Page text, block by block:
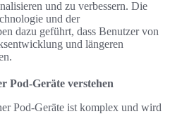
und zu verbessern. Die
und der
dazu geführt, dass Benutzer von
und längeren
Geräte verstehen
Pod-Geräte ist komplex und wird